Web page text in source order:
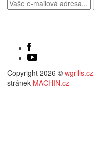
Copyright 2026 © wgrills.cz
stránek MACHIN.cz